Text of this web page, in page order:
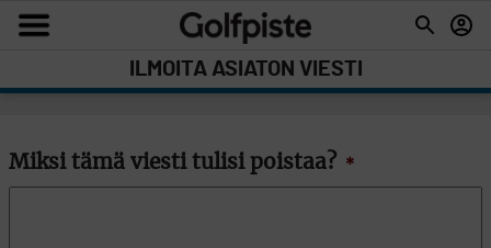
ILMOITA ASIATON VIESTI
Miksi tämä viesti tulisi poistaa? *